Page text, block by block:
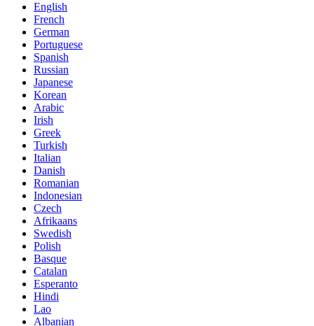
English
French
German
Portuguese
Spanish
Russian
Japanese
Korean
Arabic
Irish
Greek
Turkish
Italian
Danish
Romanian
Indonesian
Czech
Afrikaans
Swedish
Polish
Basque
Catalan
Esperanto
Hindi
Lao
Albanian